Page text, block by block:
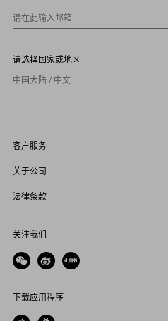
请在此输入邮箱
请选择国家或地区
中国大陆 / 中文
客户服务
关于公司
法律条款
关注我们
下载应用程序